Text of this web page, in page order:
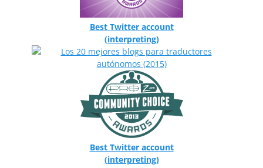
Best Twitter account
(interpreting)
Best Twitter account
(interpreting)